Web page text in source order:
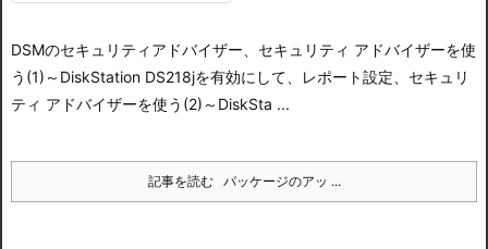
DSMのセキュリティアドバイザー、 セキュリティ アドバイザーを使
う(1)～DiskStation DS218jを有効にして、レポート設定、 セキュリ
ティ アドバイザーを使う(2)～DiskSta ...
記事を読む パッケージのアッ ...